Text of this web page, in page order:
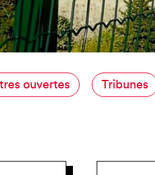
JE SUIS EN FRANCE
ouvertes Tribunes